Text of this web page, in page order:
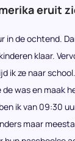
eruit
in de ochtend.
klaar.
ik ze naar
de was en maak
ik van 09:30
maar